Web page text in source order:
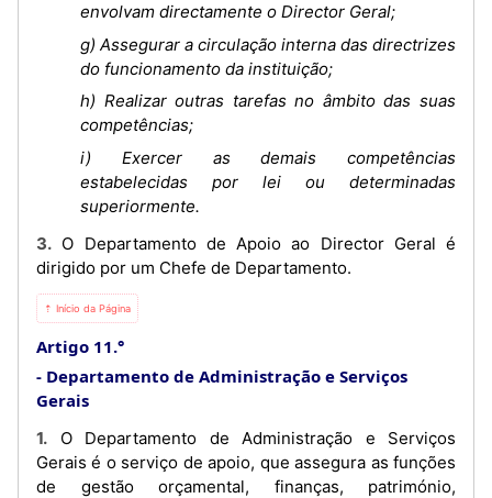
envolvam directamente o Director Geral;
g) Assegurar a circulação interna das directrizes
do funcionamento da instituição;
h) Realizar outras tarefas no âmbito das suas
competências;
i) Exercer as demais competências
estabelecidas por lei ou determinadas
superiormente.
3. O Departamento de Apoio ao Director Geral é
dirigido por um Chefe de Departamento.
⇡ Início da Página
Artigo 11.°
Departamento de Administração e Serviços
Gerais
1. O Departamento de Administração e Serviços
Gerais é o serviço de apoio, que assegura as funções
de gestão orçamental, finanças, património,